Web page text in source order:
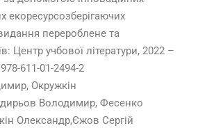
екоресурсозберігаючих
перероблене та
Центр учбової літератури, 2022 –
611-01-2494-2
Окружкін
Володимир, Фесенко
Олександр,Єжов Сергій